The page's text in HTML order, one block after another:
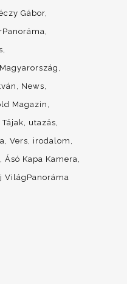
Gábor
Magyarország
News
Magazin
Tájak, utazás
Vers, irodalom
Ásó Kapa Kamera
VilágPanoráma